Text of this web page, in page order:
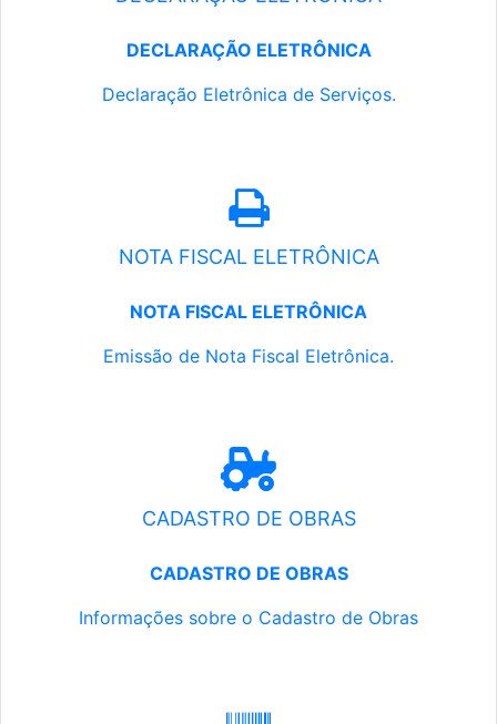
DECLARAÇÃO ELETRÔNICA
Declaração Eletrônica de Serviços.
NOTA FISCAL ELETRÔNICA
NOTA FISCAL ELETRÔNICA
Emissão de Nota Fiscal Eletrônica.
CADASTRO DE OBRAS
CADASTRO DE OBRAS
Informações sobre o Cadastro de Obras